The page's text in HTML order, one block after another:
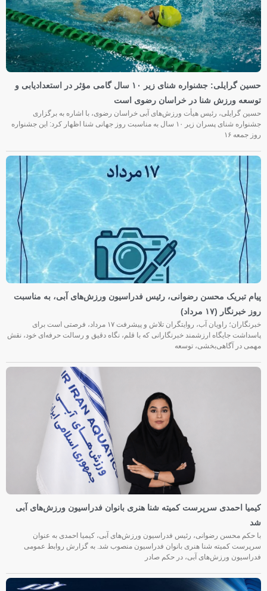
حسین گرایلی: جشنواره شنای زیر ۱۰ سال گامی مؤثر در استعدادیابی و
توسعه ورزش شنا در خراسان رضوی است
حسین گرایلی، رئیس هیأت ورزش‌های آبی خراسان رضوی، با اشاره به برگزاری
جشنواره شنای پسران زیر ۱۰ سال به مناسبت روز جهانی شنا اظهار کرد: این جشنواره
روز جمعه‌ ۱۶
پیام تبریک محسن رضوانی، رئیس فدراسیون ورزش‌های آبی، به مناسبت
روز خبرنگار (۱۷ مرداد)
خبرنگاران؛ راویان آب، روایتگران تلاش و پیشرفت ۱۷ مرداد، فرصتی است برای
پاسداشت جایگاه ارزشمند خبرنگارانی که با قلم، نگاه دقیق و رسالت حرفه‌ای خود، نقش
مهمی در آگاهی‌بخشی، توسعه
کیمیا احمدی سرپرست کمیته شنا هنری بانوان فدراسیون ورزش‌های آبی
شد
با حکم محسن رضوانی، رئیس فدراسیون ورزش‌های آبی، کیمیا احمدی به عنوان
سرپرست کمیته شنا هنری بانوان فدراسیون منصوب شد. به گزارش روابط عمومی
فدراسیون ورزش‌های آبی، در حکم صادر